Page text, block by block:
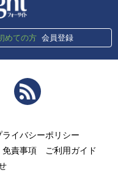
めての方 会員登録
Twitter
ライバシーポリシー
免責事項
ご利用ガイド